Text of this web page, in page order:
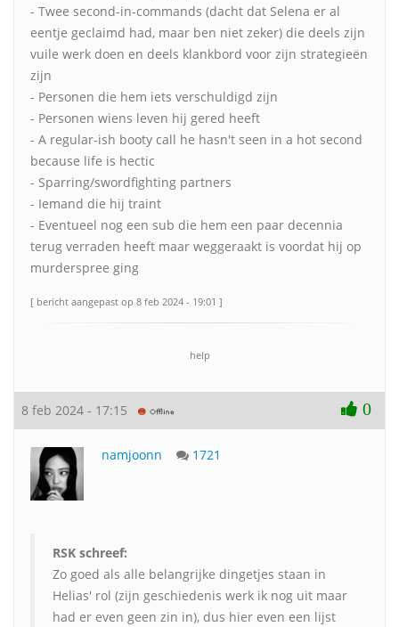
- Twee second-in-commands (dacht dat Selena er al
eentje geclaimd had, maar ben niet zeker) die deels zijn
vuile werk doen en deels klankbord voor zijn strategieën
zijn
- Personen die hem iets verschuldigd zijn
- Personen wiens leven hij gered heeft
- A regular-ish booty call he hasn't seen in a hot second
because life is hectic
- Sparring/swordfighting partners
- Iemand die hij traint
- Eventueel nog een sub die hem een paar decennia
terug verraden heeft maar weggeraakt is voordat hij op
murderspree ging
[ bericht aangepast op 8 feb 2024 - 19:01 ]
help
8 feb 2024 - 17:15 0
namjoonn 1721
RSK schreef:
Zo goed als alle belangrijke dingetjes staan in
Helias' rol (zijn geschiedenis werk ik nog uit maar
had er even geen zin in), dus hier even een lijst